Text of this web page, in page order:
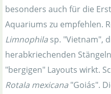
besonders auch für die
Aquariums zu empfehlen.
Limnophila sp. "Vietnam",
herabkriechenden
"bergigen" Layouts wirkt.
Rotala mexicana "Goiás".